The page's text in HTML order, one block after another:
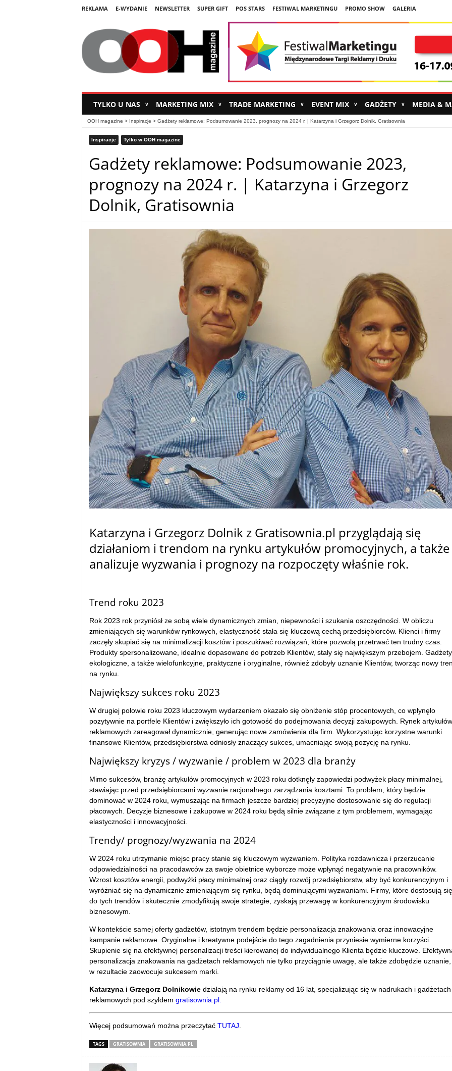
REKLAMA E-WYDANIE NEWSLETTER SUPER GIFT POS STARS FESTIWAL MARKETINGU PROMO SHOW GALERIA
TYLKO U NAS ∨ MARKETING MIX ∨ TRADE MARKETING ∨ EVENT MIX ∨ GADŻETY ∨ MEDIA &
OOH magazine > Inspiracje > Gadżety reklamowe: Podsumowanie 2023, prognozy na 2024 r. | Katarzyna i Grzegorz Dolnik, Gratisownia
Inspiracje Tylko w OOH magazine
Gadżety reklamowe: Podsumowanie 2023,
prognozy na 2024 r. | Katarzyna i Grzegorz
Dolnik, Gratisownia
Katarzyna i Grzegorz Dolnik z Gratisownia.pl przyglądają się
działaniom i trendom na rynku artykułów promocyjnych, a także
analizuje wyzwania i prognozy na rozpoczęty właśnie rok.
Trend roku 2023
Rok 2023 rok przyniósł ze sobą wiele dynamicznych zmian, niepewności i szukania oszczędności. W obliczu
zmieniających się warunków rynkowych, elastyczność stała się kluczową cechą przedsiębiorców. Klienci i firmy
zaczęły skupiać się na minimalizacji kosztów i poszukiwać rozwiązań, które pozwolą przetrwać ten trudny czas.
Produkty spersonalizowane, idealnie dopasowane do potrzeb Klientów, stały się największym przebojem. Gadżety
ekologiczne, a także wielofunkcyjne, praktyczne i oryginalne, również zdobyły uznanie Klientów, tworząc nowy
na rynku.
Największy sukces roku 2023
W drugiej połowie roku 2023 kluczowym wydarzeniem okazało się obniżenie stóp procentowych, co wpłynęło
pozytywnie na portfele Klientów i zwiększyło ich gotowość do podejmowania decyzji zakupowych. Rynek artykułów
reklamowych zareagował dynamicznie, generując nowe zamówienia dla firm. Wykorzystując korzystne warunki
finansowe Klientów, przedsiębiorstwa odniosły znaczący sukces, umacniając swoją pozycję na rynku.
Największy kryzys / wyzwanie / problem w 2023 dla branży
Mimo sukcesów, branżę artykułów promocyjnych w 2023 roku dotknęły zapowiedzi podwyżek płacy minimalnej,
stawiając przed przedsiębiorcami wyzwanie racjonalnego zarządzania kosztami. To problem, który będzie
dominować w 2024 roku, wymuszając na firmach jeszcze bardziej precyzyjne dostosowanie się do regulacji
płacowych. Decyzje biznesowe i zakupowe w 2024 roku będą silnie związane z tym problemem, wymagając
elastyczności i innowacyjności.
Trendy/ prognozy/wyzwania na 2024
W 2024 roku utrzymanie miejsc pracy stanie się kluczowym wyzwaniem. Polityka rozdawnicza i przerzucanie
odpowiedzialności na pracodawców za swoje obietnice wyborcze może wpłynąć negatywnie na pracowników.
Wzrost kosztów energii, podwyżki płacy minimalnej oraz ciągły rozwój przedsiębiorstw, aby być konkurencyjnym i
wyróżniać się na dynamicznie zmieniającym się rynku, będą dominującymi wyzwaniami. Firmy, które dostosują się
do tych trendów i skutecznie zmodyfikują swoje strategie, zyskają przewagę w konkurencyjnym środowisku
biznesowym.
W kontekście samej oferty gadżetów, istotnym trendem będzie personalizacja znakowania oraz innowacyjne
kampanie reklamowe. Oryginalne i kreatywne podejście do tego zagadnienia przyniesie wymierne korzyści.
Skupienie się na efektywnej personalizacji treści kierowanej do indywidualnego Klienta będzie kluczowe.
personalizacja znakowania na gadżetach reklamowych nie tylko przyciągnie uwagę, ale także zdobędzie
w rezultacie zaowocuje sukcesem marki.
Katarzyna i Grzegorz Dolnikowie działają na rynku reklamy od 16 lat, specjalizując się w nadrukach i gadżetach
reklamowych pod szyldem gratisownia.pl.
Więcej podsumowań można przeczytać TUTAJ
TAGS GRATISOWNIA GRATISOWNIA.PL